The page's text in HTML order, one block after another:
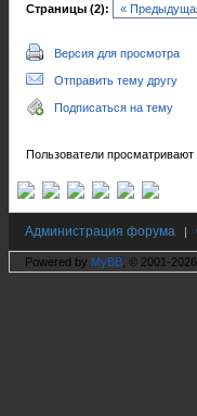
Страницы (2): «
Версия для просмотра
Отправить тему другу
Подписаться на тему
Пользователи просматривают
Администрация форума |
Powered by MyBB , © 2001-2026